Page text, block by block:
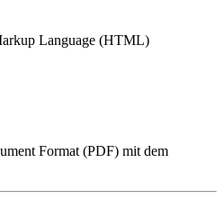
Language (HTML)
Format (PDF) mit dem